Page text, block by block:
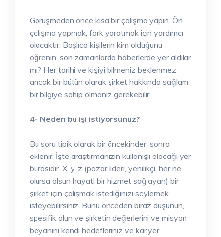
Görüşmeden önce kısa bir çalışma yapın. Ön
çalışma yapmak, fark yaratmak için yardımcı
olacaktır. Başlıca kişilerin kim olduğunu
öğrenin, son zamanlarda haberlerde yer aldılar
mı? Her tarihi ve kişiyi bilmeniz beklenmez
ancak bir bütün olarak şirket hakkında sağlam
bir bilgiye sahip olmanız gerekebilir.
4- Neden bu işi istiyorsunuz?
Bu soru tipik olarak bir öncekinden sonra
eklenir. İşte araştırmanızın kullanışlı olacağı yer
burasıdır. X, y, z (pazar lideri, yenilikçi, her ne
olursa olsun hayati bir hizmet sağlayan) bir
şirket için çalışmak istediğinizi söylemek
isteyebilirsiniz. Bunu önceden biraz düşünün,
spesifik olun ve şirketin değerlerini ve misyon
beyanını kendi hedefleriniz ve kariyer